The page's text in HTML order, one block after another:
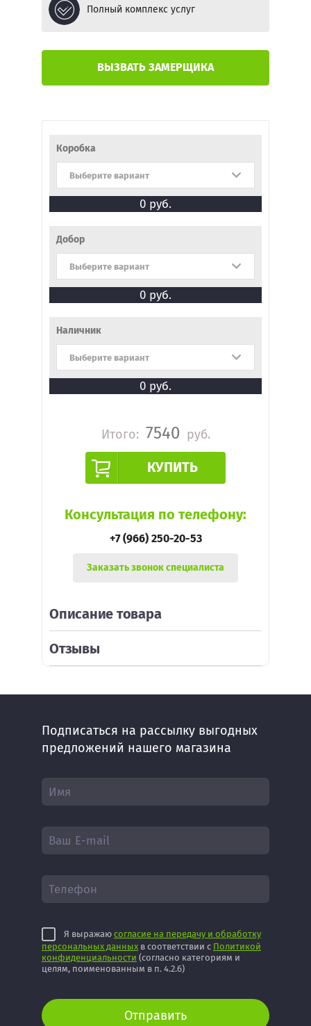
соответствии с
конфиденциальности(согласно
категориям и целям, поименованным в
Полный комплекс услуг
ВЫЗВАТЬ ЗАМЕРЩИКА
Коробка
Выберите вариант
0 руб.
Добор
Выберите вариант
0 руб.
Наличник
Выберите вариант
0 руб.
Консультация по телефону:
+7 (966) 250-20-53
Заказать звонок специалиста
Итого: 7540 руб.
КУПИТЬ
Описание товара
Отзывы
Подписаться на рассылку выгодных
предложений нашего магазина
Я выражаю согласие на передачу и обработку
персональных данных в соответствии с Политикой
конфиденциальности (согласно категориям и
целям, поименованным в п. 4.2.6)
Отправить